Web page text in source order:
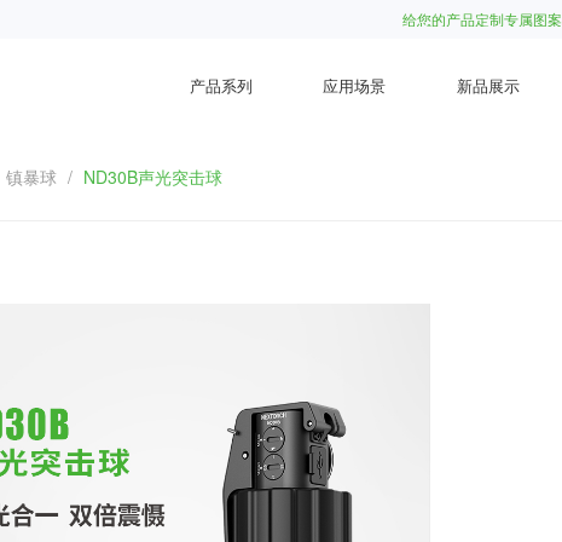
给您的产品定制专属图案
产品系列 应用场景 新品展示
镇暴球 / ND30B声光突击球